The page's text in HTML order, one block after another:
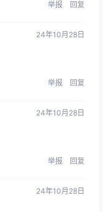
举报 回复
24年10月28日
举报 回复
24年10月28日
举报 回复
24年10月28日